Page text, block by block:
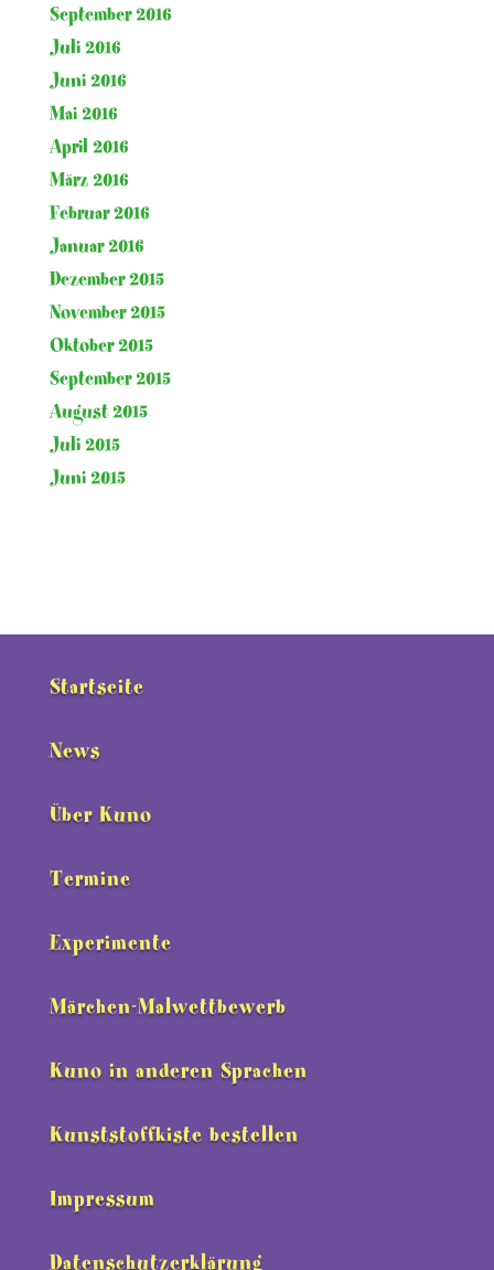
September 2016
Juli 2016
Juni 2016
Mai 2016
April 2016
März 2016
Februar 2016
Januar 2016
Dezember 2015
November 2015
Oktober 2015
September 2015
August 2015
Juli 2015
Juni 2015
Startseite
News
Über Kuno
Termine
Experimente
Märchen-Malwettbewerb
Kuno in anderen Sprachen
Kunststoffkiste bestellen
Impressum
Datenschutzerklärung